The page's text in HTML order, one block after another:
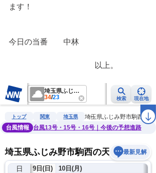
ます！
今日の当番　　中林
以上。